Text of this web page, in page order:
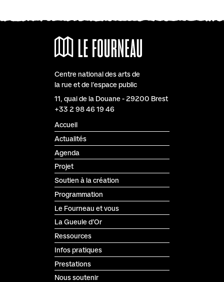
Centre national des arts de
la rue et de l’espace public
Le Fourneau
11, quai de la Douane-29200 Brest
+33 2 98 46 19 46
Accueil
Actualités
Agenda
Projet
Soutien à la création
Programmation
Le Fourneau et vous
La Gueule d’Or
Ressources
Infos pratiques
Prestations
Nous soutenir